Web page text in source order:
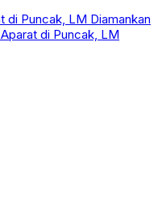
di Puncak, LM Diamankan
di Puncak, LM